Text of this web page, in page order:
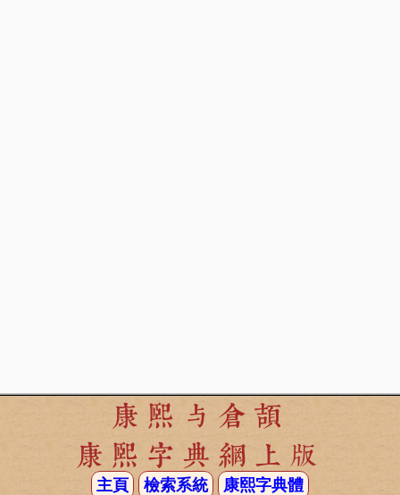
康熙与倉頡
康熙字典網上版
主頁 檢索系統 康熙字典體